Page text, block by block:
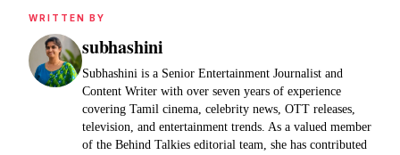
WRITTEN BY
subhashini
Subhashini is a Senior Entertainment Journalist and
Content Writer with over seven years of experience
covering Tamil cinema, celebrity news, OTT releases,
television, and entertainment trends. As a valued member
of the Behind Talkies editorial team, she has contributed